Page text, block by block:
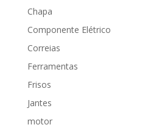
Chapa
Componente Elétrico
Correias
Ferramentas
Frisos
Jantes
motor